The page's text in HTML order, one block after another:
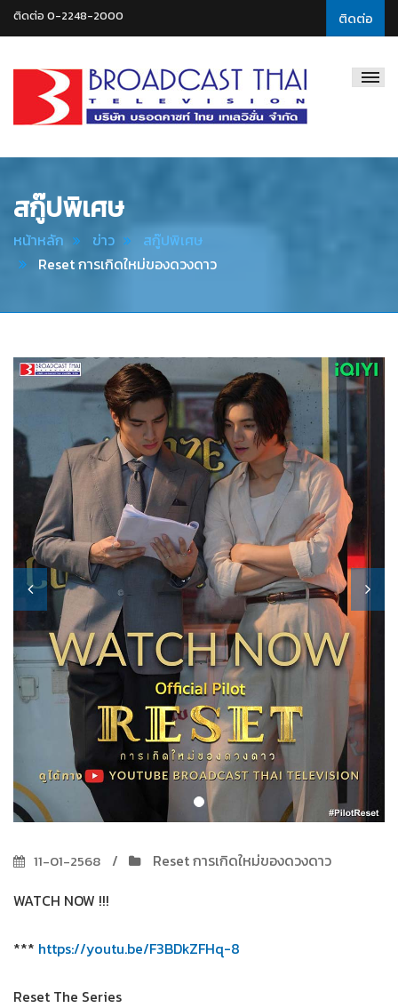
ติดต่อ
ติดต่อ 0-2248-2000
Thai
สกู๊ปพิเศษ
หน้าหลัก ข่าว
สกู๊ปพิเศษ
Reset การเกิดใหม่ของดวงดาว
11-01-2568
Reset การเกิดใหม่ของดวงดาว
WATCH NOW !!!
*** https://youtu.be/F3BDkZFHq-8
Reset The Series